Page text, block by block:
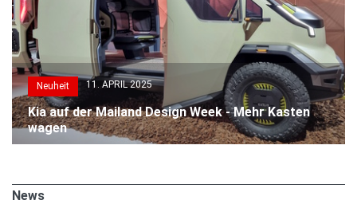
Neuheit 11. APRIL 2025
Kia auf der Mailand Design Week - Mehr Kasten
wagen
News